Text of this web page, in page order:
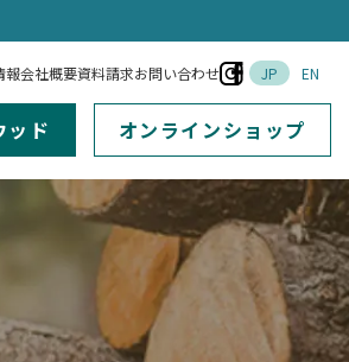
報会社概要資料請求お問い合わせ JP EN
ッド オンラインショップ